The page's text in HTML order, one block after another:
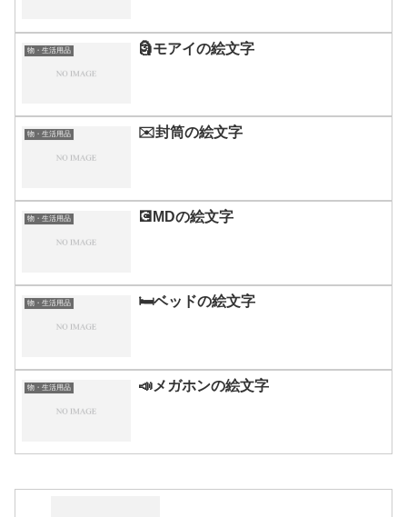
物・生活用品 🗿モアイの絵文字
物・生活用品 ✉️封筒の絵文字
物・生活用品 💽MDの絵文字
物・生活用品 🛏️ベッドの絵文字
物・生活用品 📣メガホンの絵文字